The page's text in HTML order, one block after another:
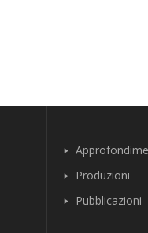
Produzioni
Pubblicazioni